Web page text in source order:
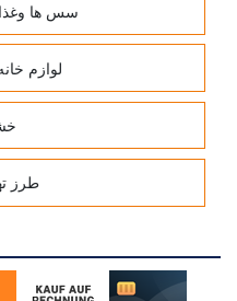
سس ها
لوازم
طرز